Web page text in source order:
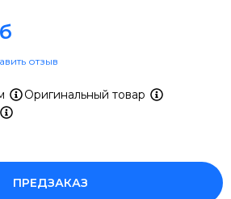
отзыв
Оригинальный товар
ПРЕДЗАКАЗ